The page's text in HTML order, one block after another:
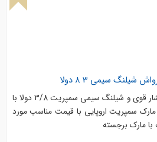
سیمی 3 8 دولا
بورس بورس فروش شیلنگ فشار قوی و شیلنگ سیمی سمپریت 3/8 دولا با
کاری 330 بار و 380 بار مارک سمپریت اروپایی با قیمت مناسب مورد
مارک برجسته